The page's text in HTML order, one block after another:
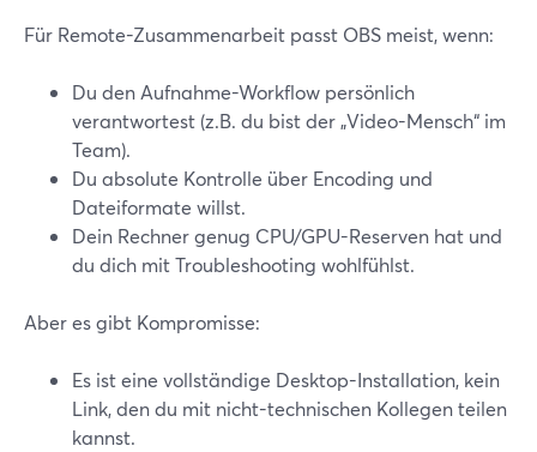
Für Remote-Zusammenarbeit passt OBS meist, wenn:
Du den Aufnahme-Workflow persönlich
verantwortest (z.B. du bist der „Video-Mensch“ im
Team).
Du absolute Kontrolle über Encoding und
Dateiformate willst.
Dein Rechner genug CPU/GPU-Reserven hat und
du dich mit Troubleshooting wohlfühlst.
Aber es gibt Kompromisse:
Es ist eine vollständige Desktop-Installation, kein
Link, den du mit nicht-technischen Kollegen teilen
kannst.